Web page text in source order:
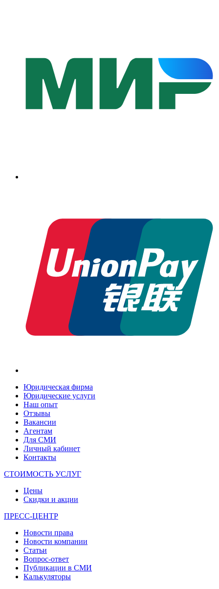
Юридическая фирма
Юридические услуги
Наш опыт
Отзывы
Вакансии
Агентам
Для СМИ
Личный кабинет
Контакты
СТОИМОСТЬ УСЛУГ
Цены
Скидки и акции
ПРЕСС-ЦЕНТР
Новости права
Новости компании
Статьи
Вопрос-ответ
Публикации в СМИ
Калькуляторы